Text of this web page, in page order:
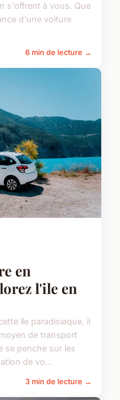
s'offrent à vous. Que
d'une voiture
6 min de lecture →
en
l'ile en
île paradisiaque, il
de transport
se penche sur les
de vo...
3 min de lecture →